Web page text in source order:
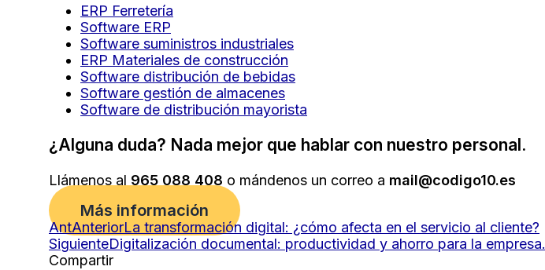
ERP Ferretería
Software ERP
Software suministros industriales
ERP Materiales de construcción
Software distribución de bebidas
Software gestión de almacenes
Software de distribución mayorista
¿Alguna duda? Nada mejor que hablar con nuestro personal.
Llámenos al 965 088 408 o mándenos un correo a mail@codigo10.es
Más información
AntAnteriorLa transformación digital: ¿cómo afecta en el servicio al cliente?
SiguienteDigitalización documental: productividad y ahorro para la empresa.
Compartir